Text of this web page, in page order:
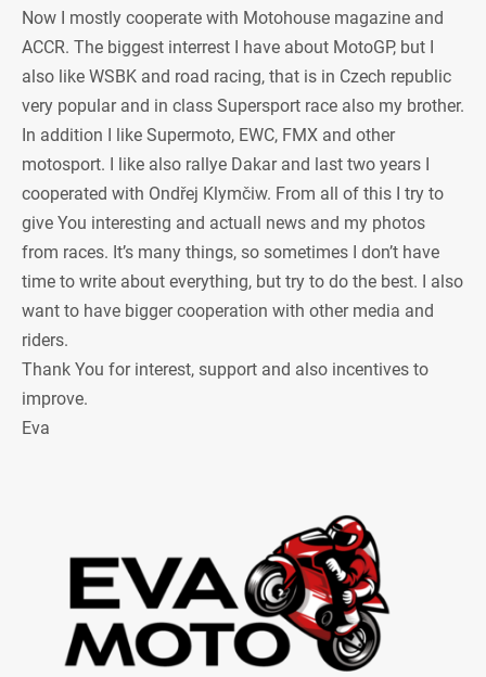
Now I mostly cooperate with Motohouse magazine and
ACCR. The biggest interrest I have about MotoGP, but I
also like WSBK and road racing, that is in Czech republic
very popular and in class Supersport race also my brother.
In addition I like Supermoto, EWC, FMX and other
motosport. I like also rallye Dakar and last two years I
cooperated with Ondřej Klymčiw. From all of this I try to
give You interesting and actuall news and my photos
from races. It’s many things, so sometimes I don’t have
time to write about everything, but try to do the best. I also
want to have bigger cooperation with other media and
riders.
Thank You for interest, support and also incentives to
improve.
Eva